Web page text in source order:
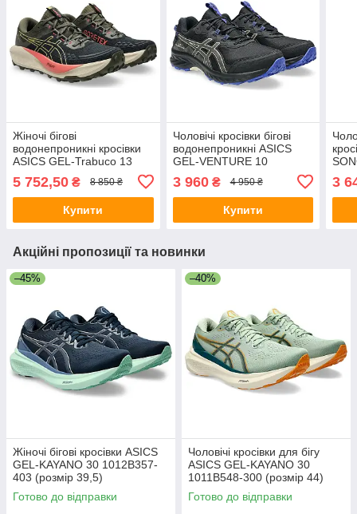
Жіночі бігові
водонепроникні кросівки
ASICS GEL-Trabuco 13
5 752,50 ₴ 8 850 ₴
Купити
Чоловічі кросівки бігові
водонепроникні ASICS
GEL-VENTURE 10
WATERPROOF 1011B965-
002 (розмір 44)
3 960₴ 4 950 ₴
Купити
3
Акційні пропозиції та новинки
–45%
Жіночі бігові кросівки ASICS
GEL-KAYANO 30 1012B357-
403 (розмір 39,5)
Готово до відправки
–40%
Чоловічі кросівки для бігу
ASICS GEL-KAYANO 30
1011B548-300 (розмір 44)
Готово до відправки